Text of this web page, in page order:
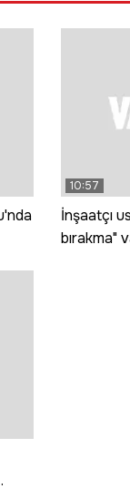
10:57
İnşaatçı
bırakma"